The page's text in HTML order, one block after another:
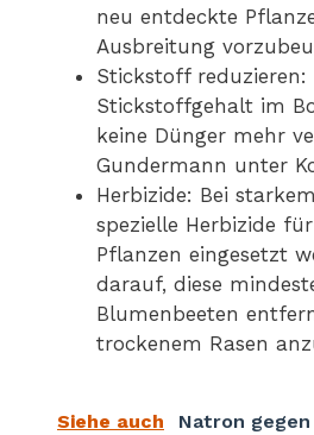
neu entdeckte
Ausbreitung
Stickstoff reduzieren:
Stickstoffgehalt im
keine Dünger mehr
Gundermann unter
Herbizide: Bei
spezielle Herbizide
Pflanzen eingesetzt
darauf, diese
Blumenbeeten
trockenem Rasen
Siehe auch
Natron gegen